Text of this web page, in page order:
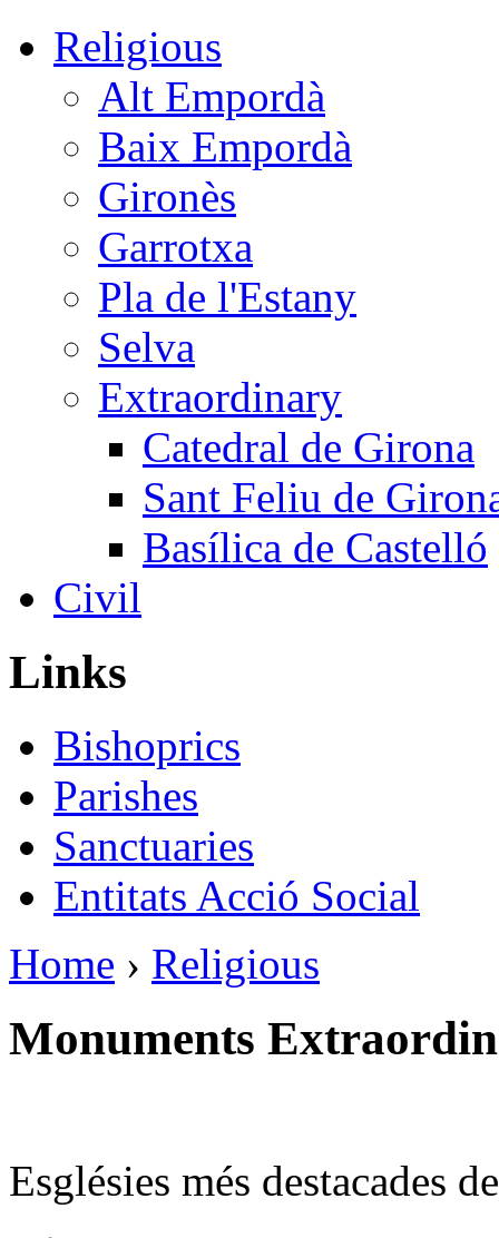
Religious
Alt Empordà
Baix Empordà
Gironès
Garrotxa
Pla de l'Estany
Selva
Extraordinary
Catedral de Girona
Sant Feliu de
Basílica de Castelló
Civil
Links
Bishoprics
Parishes
Sanctuaries
Entitats Acció Social
Home › Religious
Monuments
Esglésies més destacades